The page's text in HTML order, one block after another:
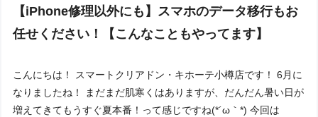
【iPhone修理以外にも】スマホのデータ移行もお
任せください！【こんなこともやってます】
こんにちは！ スマートクリアドン・キホーテ小樽店です！ 6月に
なりましたね！ まだまだ肌寒くはありますが、だんだん暑い日が
増えてきてもうすぐ夏本番！って感じですね(*´ω｀*) 今回は